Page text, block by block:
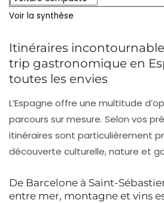
Voir la synthèse
Itinéraires
trip gastronomique en
toutes les envies
L’Espagne offre une multitude
parcours sur mesure. Selon vos
itinéraires sont particulièrement
découverte culturelle, nature et
De Barcelone à Saint-
entre mer, montagne et vins